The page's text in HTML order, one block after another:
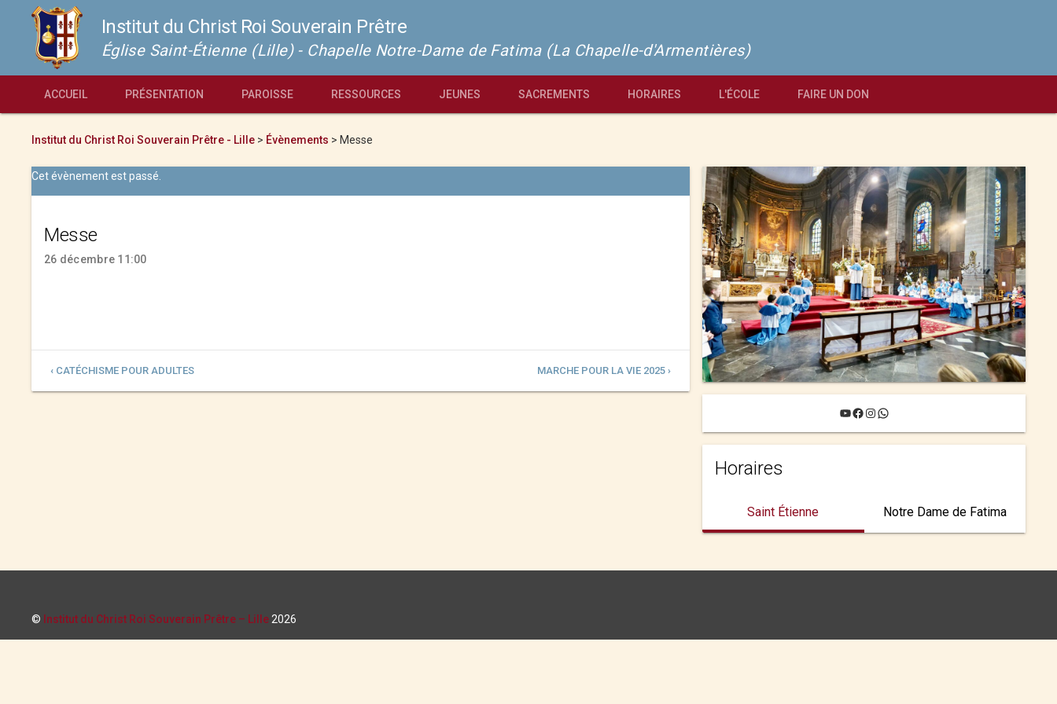
Institut du Christ Roi Souverain Prêtre
Église Saint-Étienne (Lille) - Chapelle Notre-Dame de Fatima (La Chapelle-d'Armentières)
ACCUEIL PRÉSENTATION PAROISSE RESSOURCES JEUNES SACREMENTS HORAIRES L'ÉCOLE FAIRE UN DON
Institut du Christ Roi Souverain Prêtre - Lille > Évènements > Messe
Cet évènement est passé.
Messe
26 décembre 11:00
‹ CATÉCHISME POUR ADULTES MARCHE POUR LA VIE 2025 ›
YouTube
Facebook
Instagram
WhatsApp
Horaires
Saint Étienne Notre Dame de Fatima
© Institut du Christ Roi Souverain Prêtre – Lille 2026